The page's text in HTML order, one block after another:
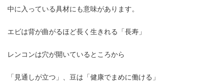
中に入っている具材にも意味があります。
エビは背が曲がるほど長く生きれる「長寿」
レンコンは穴が開いているところから
「見通しが立つ」、豆は「健康でまめに働ける」